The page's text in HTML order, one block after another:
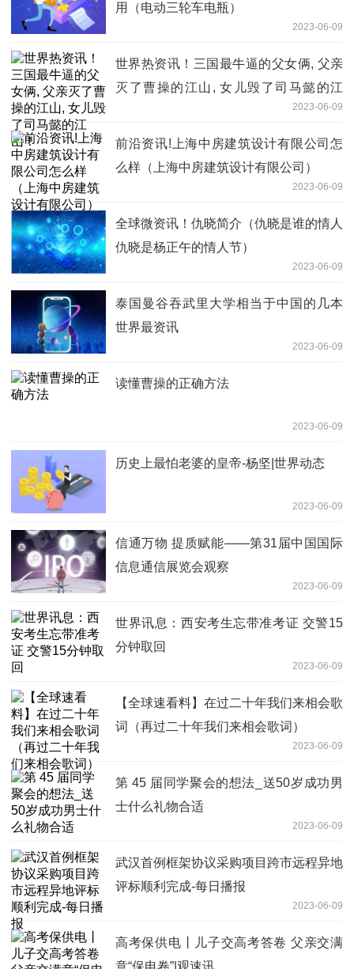
用（电动三轮车电瓶）
2023-06-09
世界热资讯！三国最牛逼的父女俩, 父亲
灭了曹操的江山, 女儿毁了司马懿的江
2023-06-09
前沿资讯!上海中房建筑设计有限公司怎
么样（上海中房建筑设计有限公司）
2023-06-09
全球微资讯！仇晓简介（仇晓是谁的情人
仇晓是杨正午的情人节）
2023-06-09
泰国曼谷吞武里大学相当于中国的几本
世界最资讯
2023-06-09
读懂曹操的正确方法
2023-06-09
历史上最怕老婆的皇帝-杨坚|世界动态
2023-06-09
信通万物 提质赋能——第31届中国国际
信息通信展览会观察
2023-06-09
世界讯息：西安考生忘带准考证 交警15
分钟取回
2023-06-09
【全球速看料】在过二十年我们来相会歌
词（再过二十年我们来相会歌词）
2023-06-09
第 45 届同学聚会的想法_送50岁成功男
士什么礼物合适
2023-06-09
武汉首例框架协议采购项目跨市远程异地
评标顺利完成-每日播报
2023-06-09
高考保供电丨儿子交高考答卷 父亲交满
意“保电卷”|观速讯